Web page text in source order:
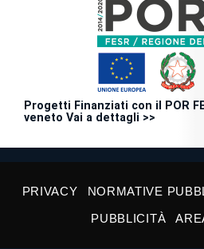
Progetti Finanziati con il POR
veneto Vai a dettagli >>
PRIVACY NORMATIVE
PUBBLICITÀ